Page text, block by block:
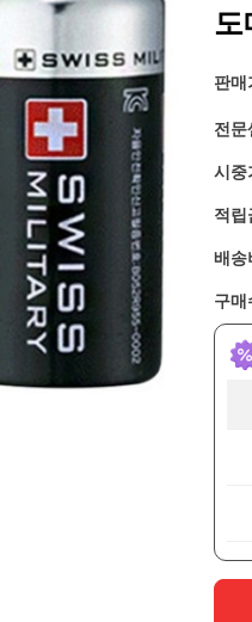
도
판매
전문
시중
적립
배송
구매